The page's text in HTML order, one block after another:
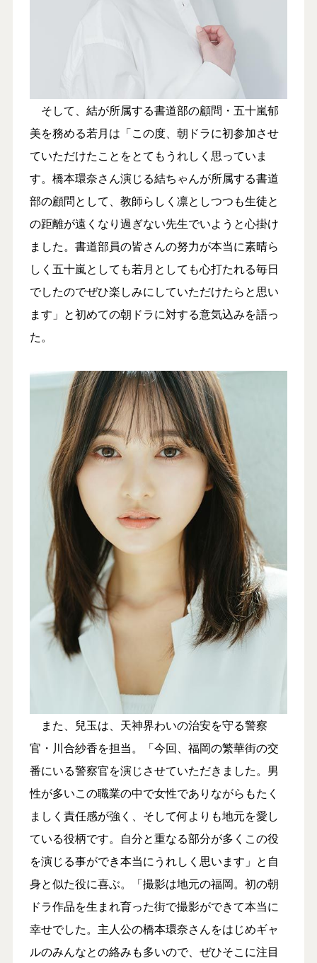
そして、結が所属する書道部の顧問・五十嵐郁
美を務める若月は「この度、朝ドラに初参加させ
ていただけたことをとてもうれしく思っていま
す。橋本環奈さん演じる結ちゃんが所属する書道
部の顧問として、教師らしく凛としつつも生徒と
の距離が遠くなり過ぎない先生でいようと心掛け
ました。書道部員の皆さんの努力が本当に素晴ら
しく五十嵐としても若月としても心打たれる毎日
でしたのでぜひ楽しみにしていただけたらと思い
ます」と初めての朝ドラに対する意気込みを語っ
た。
また、兒玉は、天神界わいの治安を守る警察
官・川合紗香を担当。「今回、福岡の繁華街の交
番にいる警察官を演じさせていただきました。男
性が多いこの職業の中で女性でありながらもたく
ましく責任感が強く、そして何よりも地元を愛し
ている役柄です。自分と重なる部分が多くこの役
を演じる事ができ本当にうれしく思います」と自
身と似た役に喜ぶ。「撮影は地元の福岡。初の朝
ドラ作品を生まれ育った街で撮影ができて本当に
幸せでした。主人公の橋本環奈さんをはじめギャ
ルのみんなとの絡みも多いので、ぜひそこに注目